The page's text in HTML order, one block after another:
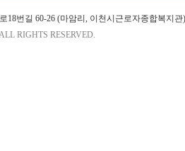
18번길 60-26 (마암리, 이천시근로자종합복지관
RIGHTS RESERVED.